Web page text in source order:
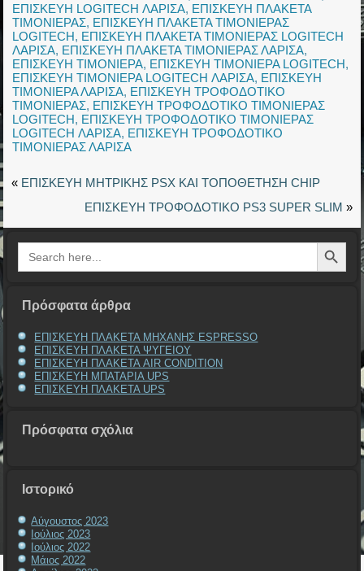
ΕΠΙΣΚΕΥΗ LOGITECH ΛΑΡΙΣΑ, ΕΠΙΣΚΕΥΗ ΠΛΑΚΕΤΑ
ΤΙΜΟΝΙΕΡΑΣ, ΕΠΙΣΚΕΥΗ ΠΛΑΚΕΤΑ ΤΙΜΟΝΙΕΡΑΣ
LOGITECH, ΕΠΙΣΚΕΥΗ ΠΛΑΚΕΤΑ ΤΙΜΟΝΙΕΡΑΣ LOGITECH
ΛΑΡΙΣΑ, ΕΠΙΣΚΕΥΗ ΠΛΑΚΕΤΑ ΤΙΜΟΝΙΕΡΑΣ ΛΑΡΙΣΑ,
ΕΠΙΣΚΕΥΗ ΤΙΜΟΝΙΕΡΑ, ΕΠΙΣΚΕΥΗ ΤΙΜΟΝΙΕΡΑ LOGITECH,
ΕΠΙΣΚΕΥΗ ΤΙΜΟΝΙΕΡΑ LOGITECH ΛΑΡΙΣΑ, ΕΠΙΣΚΕΥΗ
ΤΙΜΟΝΙΕΡΑ ΛΑΡΙΣΑ, ΕΠΙΣΚΕΥΗ ΤΡΟΦΟΔΟΤΙΚΟ
ΤΙΜΟΝΙΕΡΑΣ, ΕΠΙΣΚΕΥΗ ΤΡΟΦΟΔΟΤΙΚΟ ΤΙΜΟΝΙΕΡΑΣ
LOGITECH, ΕΠΙΣΚΕΥΗ ΤΡΟΦΟΔΟΤΙΚΟ ΤΙΜΟΝΙΕΡΑΣ
LOGITECH ΛΑΡΙΣΑ, ΕΠΙΣΚΕΥΗ ΤΡΟΦΟΔΟΤΙΚΟ
ΤΙΜΟΝΙΕΡΑΣ ΛΑΡΙΣΑ
« ΕΠΙΣΚΕΥΗ ΜΗΤΡΙΚΗΣ PSX ΚΑΙ ΤΟΠΟΘΕΤΗΣΗ CHIP
ΕΠΙΣΚΕΥΗ ΤΡΟΦΟΔΟΤΙΚΟ PS3 SUPER SLIM »
Search
for:
Search Button
Πρόσφατα άρθρα
ΕΠΙΣΚΕΥΗ ΠΛΑΚΕΤΑ ΜΗΧΑΝΗΣ ESPRESSO
ΕΠΙΣΚΕΥΗ ΠΛΑΚΕΤΑ ΨΥΓΕΙΟΥ
ΕΠΙΣΚΕΥΗ ΠΛΑΚΕΤΑ AIR CONDITION
ΕΠΙΣΚΕΥΗ ΜΠΑΤΑΡΙΑ UPS
ΕΠΙΣΚΕΥΗ ΠΛΑΚΕΤΑ UPS
Πρόσφατα σχόλια
Ιστορικό
Αύγουστος 2023
Ιούλιος 2023
Ιούλιος 2022
Μάιος 2022